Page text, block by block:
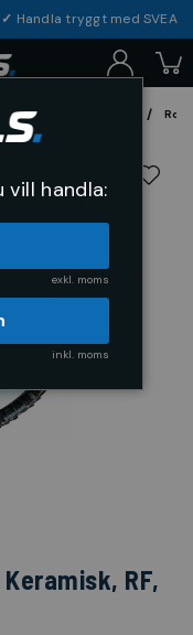
✓ Handla tryggt med
Fil, Slip och Borstar
RF,
vill handla:
exkl. moms
inkl. moms